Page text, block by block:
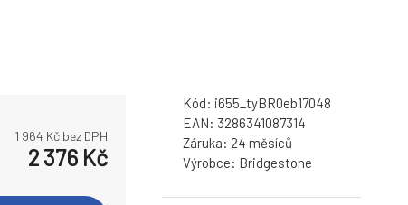
1 964 Kč bez DPH
2 376 Kč
Kód: i655_tyBR0eb17048
EAN: 3286341087314
Záruka: 24 měsíců
Výrobce: Bridgestone